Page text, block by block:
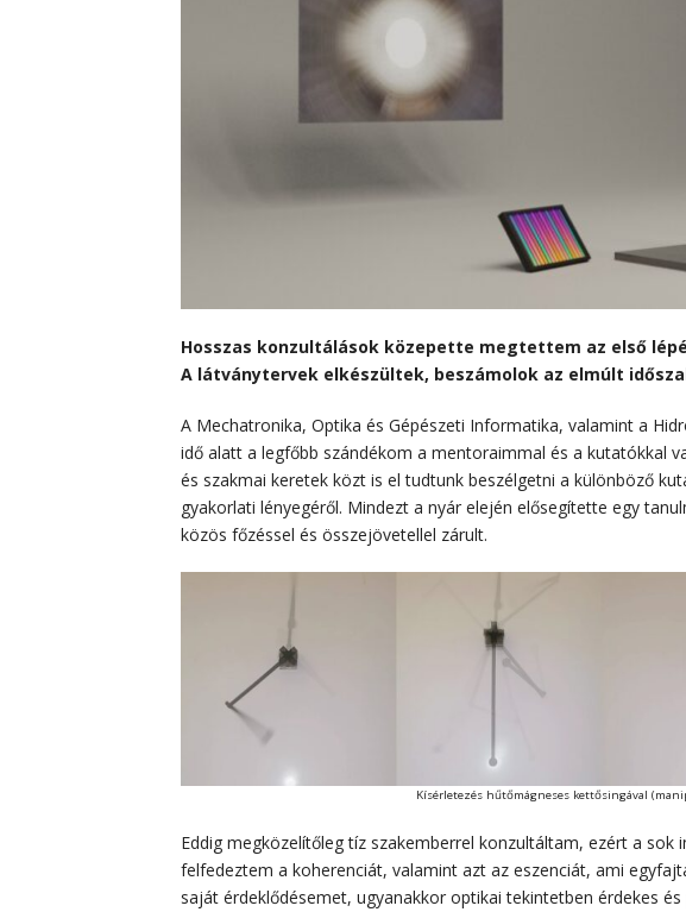
Hosszas konzultálások közepette megtettem az első
A látványtervek elkészültek, beszámolok az elmúlt
A Mechatronika, Optika és Gépészeti Informatika, valamint a
idő alatt a legfőbb szándékom a mentoraimmal és a kutatókkal
és szakmai keretek közt is el tudtunk beszélgetni a különböző
gyakorlati lényegéről. Mindezt a nyár elején elősegítette egy
közös főzéssel és összejövetellel zárult.
Kísérletezés hűtőmágneses kettősingával
Eddig megközelítőleg tíz szakemberrel konzultáltam, ezért a
felfedeztem a koherenciát, valamint azt az eszenciát, ami
saját érdeklődésemet, ugyanakkor optikai tekintetben érdekes